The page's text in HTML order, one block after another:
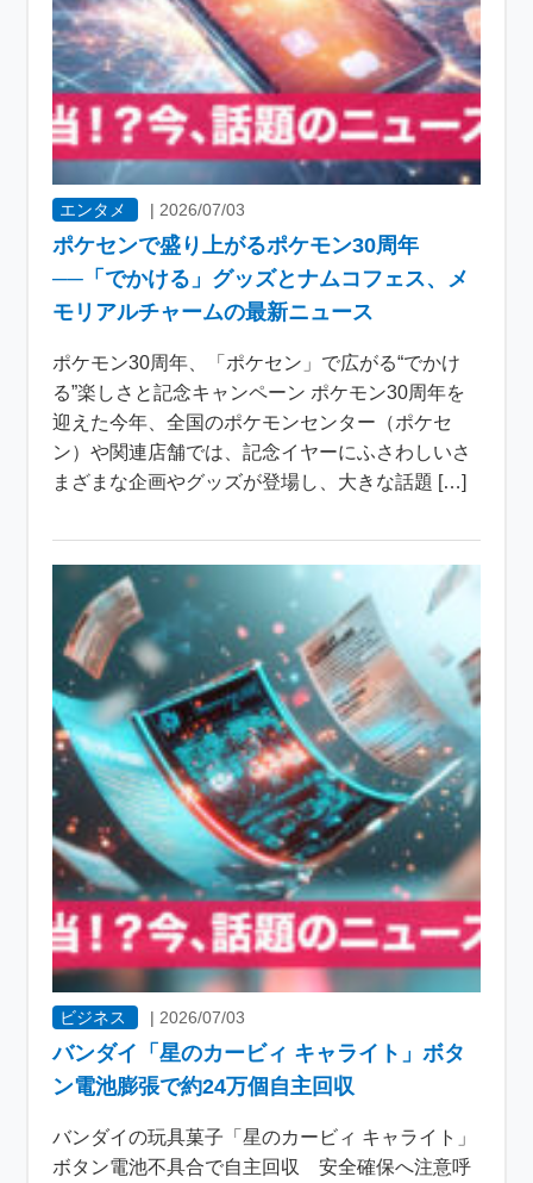
エンタメ | 2026/07/03
ポケセンで盛り上がるポケモン30周年
──「でかける」グッズとナムコフェス、メ
モリアルチャームの最新ニュース
ポケモン30周年、「ポケセン」で広がる“でかけ
る”楽しさと記念キャンペーン ポケモン30周年を
迎えた今年、全国のポケモンセンター（ポケセ
ン）や関連店舗では、記念イヤーにふさわしいさ
まざまな企画やグッズが登場し、大きな話題 […]
ビジネス |2026/07/03
バンダイ「星のカービィ キャライト」ボタ
ン電池膨張で約24万個自主回収
バンダイの玩具菓子「星のカービィ キャライト」
ボタン電池不具合で自主回収 安全確保へ注意呼